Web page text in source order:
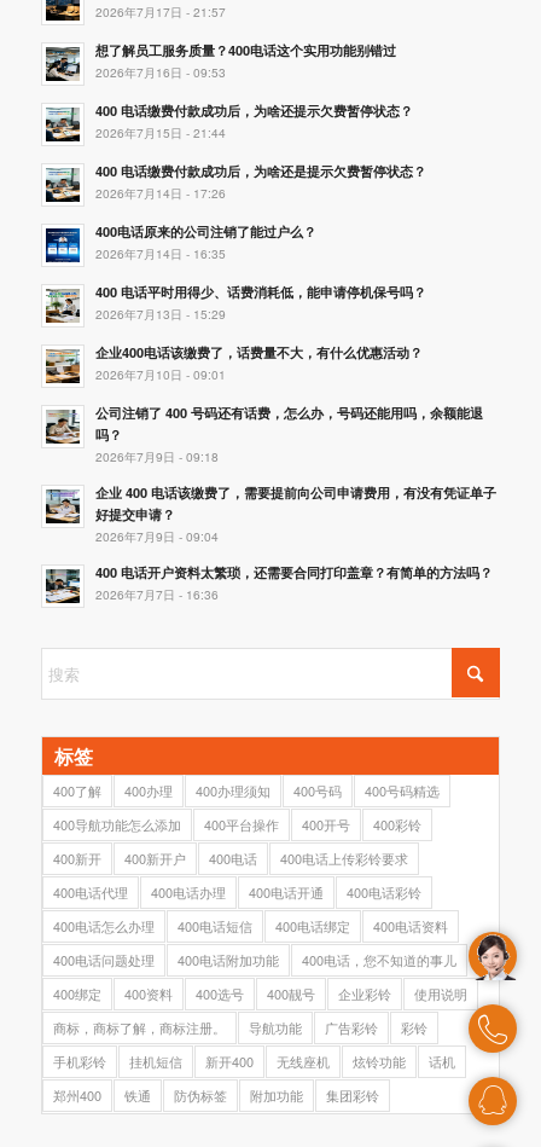
2026年7月17日 - 21:57
想了解员工服务质量？400电话这个实用功能别错过
2026年7月16日 - 09:53
400 电话缴费付款成功后，为啥还提示欠费暂停状态？
2026年7月15日 - 21:44
400 电话缴费付款成功后，为啥还是提示欠费暂停状态？
2026年7月14日 - 17:26
400电话原来的公司注销了能过户么？
2026年7月14日 - 16:35
400 电话平时用得少、话费消耗低，能申请停机保号吗？
2026年7月13日 - 15:29
企业400电话该缴费了，话费量不大，有什么优惠活动？
2026年7月10日 - 09:01
公司注销了 400 号码还有话费，怎么办，号码还能用吗，余额能退
吗？
2026年7月9日 - 09:18
企业 400 电话该缴费了，需要提前向公司申请费用，有没有凭证单子
好提交申请？
2026年7月9日 - 09:04
400 电话开户资料太繁琐，还需要合同打印盖章？有简单的方法吗？
2026年7月7日 - 16:36
标签
400了解 400办理 400办理须知 400号码
400号码精选
400导航功能怎么添加
400平台操作 400开号
400彩铃
400新开
400新开户 400电话
400电话上传彩铃要求
400电话代理
400电话办理 400电话开通
400电话彩铃
400电话怎么办理
400电话短信 400电话绑定
400电话资料
400电话问题处理
400电话附加功能
400电话，您不知道的事儿
400绑定
400资料 400选号 400靓号 企业彩铃
使用说明
商标，商标了解，商标注册。
导航功能 广告彩铃
彩铃
手机彩铃
挂机短信 新开400 无线座机 炫铃功能
话机
郑州400
铁通 防伪标签 附加功能 集团彩铃